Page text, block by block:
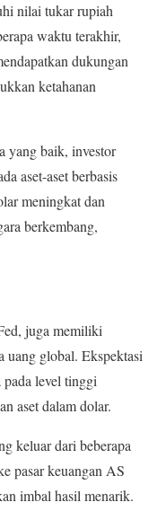
nilai tukar rupiah
waktu terakhir,
dukungan
ketahanan
yang baik, investor
aset-aset berbasis
meningkat dan
berkembang,
juga memiliki
uang global. Ekspektasi
pada level tinggi
aset dalam dolar.
keluar dari beberapa
pasar keuangan AS
imbal hasil menarik.